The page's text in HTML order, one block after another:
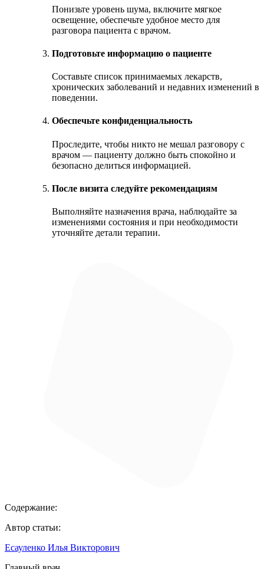
Понизьте уровень шума, включите мягкое
освещение, обеспечьте удобное место для
разговора пациента с врачом.
Подготовьте информацию о пациенте
Составьте список принимаемых лекарств,
хронических заболеваний и недавних изменений в
поведении.
Обеспечьте конфиденциальность
Проследите, чтобы никто не мешал разговору с
врачом — пациенту должно быть спокойно и
безопасно делиться информацией.
После визита следуйте рекомендациям
Выполняйте назначения врача, наблюдайте за
изменениями состояния и при необходимости
уточняйте детали терапии.
Содержание:
Автор статьи:
Есауленко Илья Викторович